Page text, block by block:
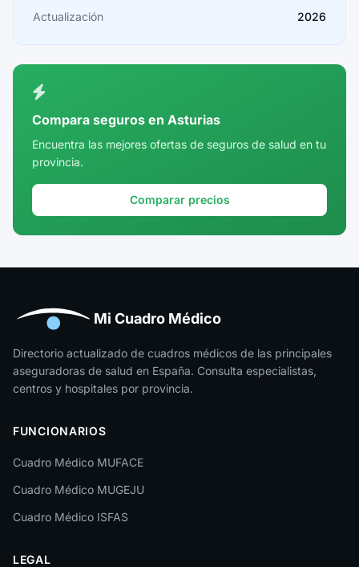
Castellón
Córdoba
Cuenca
Girona
Huesca
Jaén
La Rioja
León
Lleida
Lugo
Málaga
Actualización
2026
Compara seguros en Asturias
Encuentra las mejores ofertas de seguros de salud en tu
provincia.
Comparar precios
Mi Cuadro Médico
Directorio actualizado de cuadros médicos de las principales
aseguradoras de salud en España. Consulta especialistas,
centros y hospitales por provincia.
FUNCIONARIOS
Cuadro Médico MUFACE
Cuadro Médico MUGEJU
Cuadro Médico ISFAS
LEGAL